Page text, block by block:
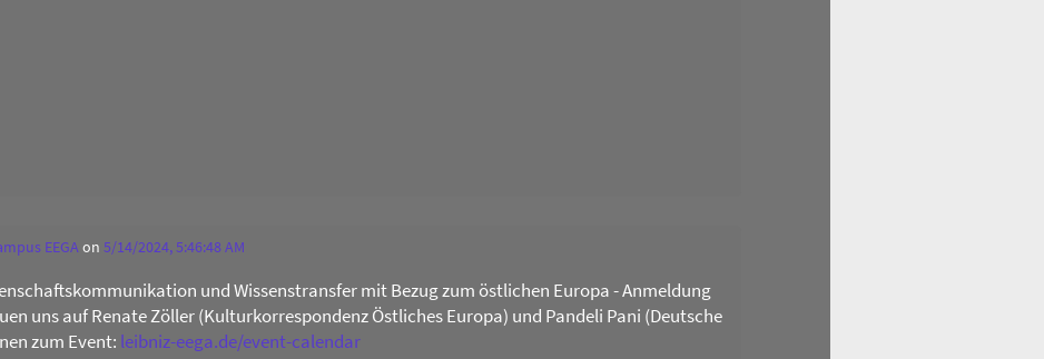
EEGAon 5/14/2024, 5:46:48 AM
und Wissenstransfer mit Bezug zum östlichen Europa - Anmeldung
uns auf Renate Zöller (Kulturkorrespondenz Östliches Europa) und Pandeli Pani (Deutsche
zum Event: leibniz-eega.de/event-calendar